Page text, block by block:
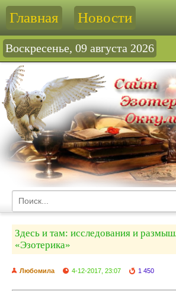
Главная Новости
Воскресенье, 09 августа 2026
Здесь и там: исследования и
«Эзотерика»
Любомила 4-12-2017, 23:07 1 450